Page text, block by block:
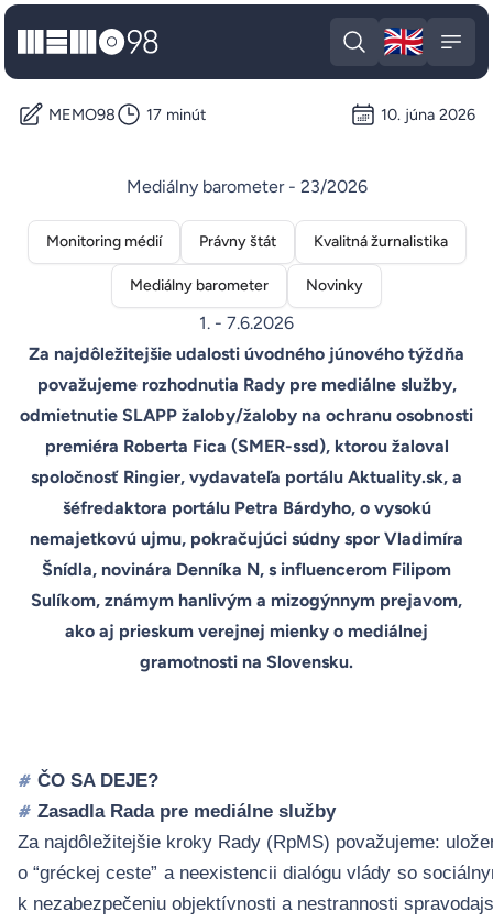
MEMO98
Open search
🇬🇧
MEMO98 17 minút 10. júna 2026
Mediálny barometer - 23/2026
Monitoring médií Právny štát Kvalitná žurnalistika
Mediálny barometer Novinky
1. - 7.6.2026
Za najdôležitejšie udalosti úvodného júnového týždňa
považujeme rozhodnutia Rady pre mediálne služby,
odmietnutie SLAPP žaloby/žaloby na ochranu osobnosti
premiéra Roberta Fica (SMER-ssd), ktorou žaloval
spoločnosť Ringier, vydavateľa portálu Aktuality.sk, a
šéfredaktora portálu Petra Bárdyho, o vysokú
nemajetkovú ujmu, pokračujúci súdny spor Vladimíra
Šnídla, novinára Denníka N, s influencerom Filipom
Sulíkom, známym hanlivým a mizogýnnym prejavom,
ako aj prieskum verejnej mienky o mediálnej
gramotnosti na Slovensku.
# ČO SA DEJE?
# Zasadla Rada pre mediálne služby
Za najdôležitejšie kroky Rady (RpMS) považujeme:
o “gréckej ceste” a neexistencii dialógu vlády so
k nezabezpečeniu objektívnosti a nestrannosti